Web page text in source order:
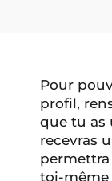
Pour
profil,
que tu as
recevras
toi-même